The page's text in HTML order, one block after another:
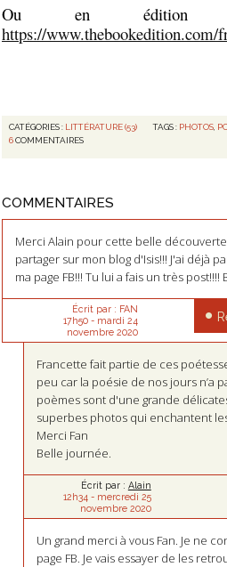
Ou en
https://www.thebookedition.com/
CATÉGORIES : LITTÉRATURE (53) TAGS : PHOTOS,
6COMMENTAIRES
COMMENTAIRES
Merci Alain pour cette belle
partager sur mon blog d'Isis!!! J'ai déjà
ma page FB!!! Tu lui a fais un très post!!!!
Écrit par : FAN
17h50- mardi 24
novembre 2020
Francette fait partie de ces
peu car la poésie de nos jours n’a
poèmes sont d'une grande
superbes photos qui enchantent
Merci Fan
Belle journée.
Écrit par : Alain
12h34 - mercredi 25
novembre 2020
Un grand merci à vous Fan. Je ne
page FB. Je vais essayer de les